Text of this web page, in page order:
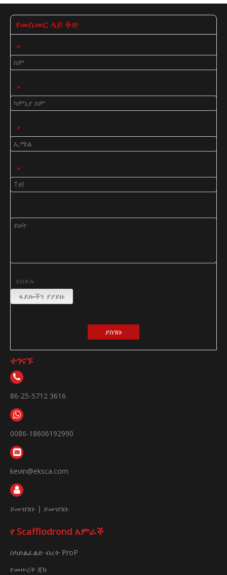
የመስመር ላይ ቅጽ
*
*
*
*
ይስቀሉ
ፋይሎችን ያያይዙ
ያስገቡ
ተገናኙ
86-25-5712 3616
0086-18606192990
kevin@eksca.com
ይመዝገቡ | ይመዝገቡ
የ Scafflodrond አምራች
ስካድልፊልድ ብረት ProP
የመሠረት ጃክ